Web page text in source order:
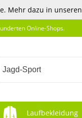
Mehr dazu in unseren
Online-Shops.
Jagd-Sport
Laufbekleidung